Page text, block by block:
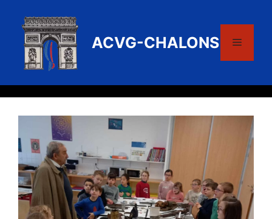
contenu
ACVG-CHALONS Menu